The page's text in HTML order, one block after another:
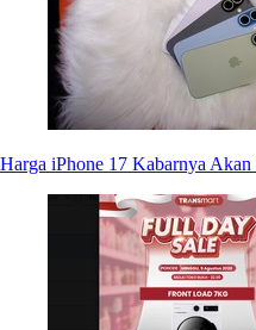
Harga iPhone 17 Kabarnya